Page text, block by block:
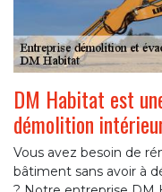
DM Habitat est
démolition
Vous avez besoin de
bâtiment sans avoir à